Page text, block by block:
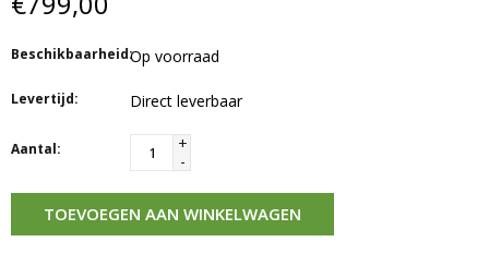
Beschikbaarheid:Op voorraad
Levertijd: Direct leverbaar
Aantal:
+
-
TOEVOEGEN AAN WINKELWAGEN